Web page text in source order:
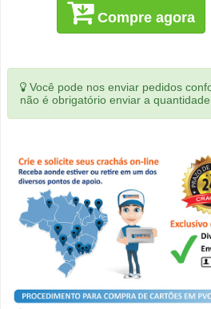
Compre agora
Você pode nos enviar pedidos
não é obrigatório enviar a